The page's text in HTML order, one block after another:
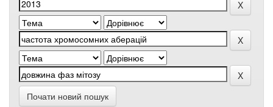
Почати новий пошук